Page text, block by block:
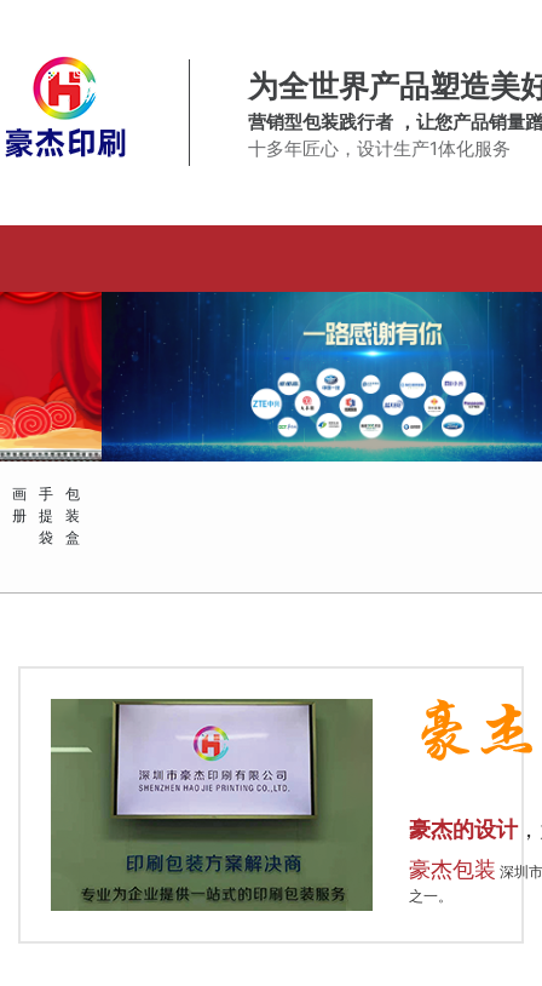
为全世界产品塑造美
营销型包装践行者 ，让您产品销量
十多年匠心，设计生产1体化服务
画
册
手
提
袋
包
装
盒
豪杰的设计
豪杰包装 深圳
之一。